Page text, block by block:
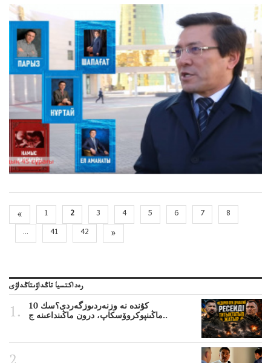
« 1 2 3 4 5 6 7
8
...
41 42 »
رەداكتسيا تاڭداۋىتاڭداۋى
10 كۇندە نە وزنەردىوزگەردى؟سك
ماڭىنپوكروۆسكاپ، درون ماڭىنداعىنە ج..